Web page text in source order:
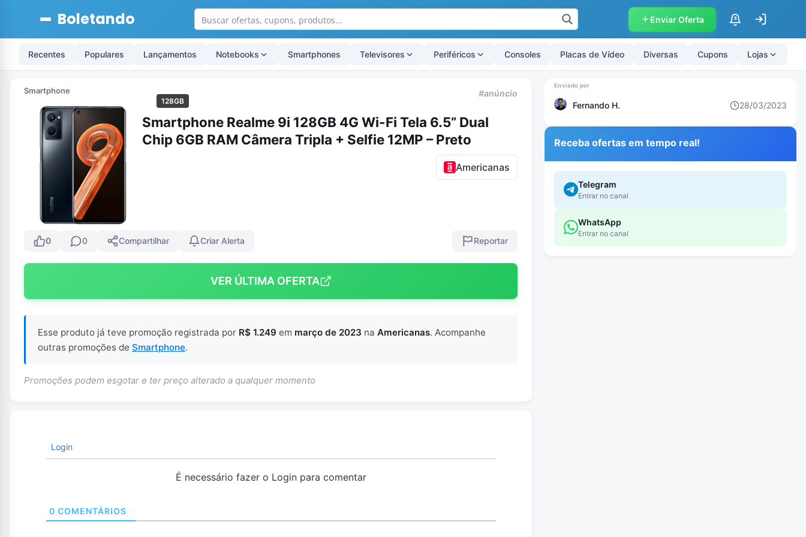
Boletando Enviar Oferta $
Recentes Populares Lançamentos Notebooks Smartphones Televisores Periféricos Consoles Placas de Vídeo Diversas Cupons Lojas
Smartphone
128GB
#anúncio
Smartphone Realme 9i 128GB 4G Wi-Fi Tela 6.5” Dual
Chip 6GB RAM Câmera Tripla + Selfie 12MP – Preto
Americanas
0 0 Compartilhar Criar Alerta Reportar
VER ÚLTIMA OFERTA
Esse produto já teve promoção registrada por R$ 1.249 em março de 2023 na Americanas. Acompanhe
outras promoções de Smartphone.
Promoções podem esgotar e ter preço alterado a qualquer momento
Login
É necessário fazer o Login para comentar
0 COMENTÁRIOS
Fernando H. 28/03/2023
Receba ofertas em tempo real!
Telegram
Entrar no canal
WhatsApp
Entrar no canal